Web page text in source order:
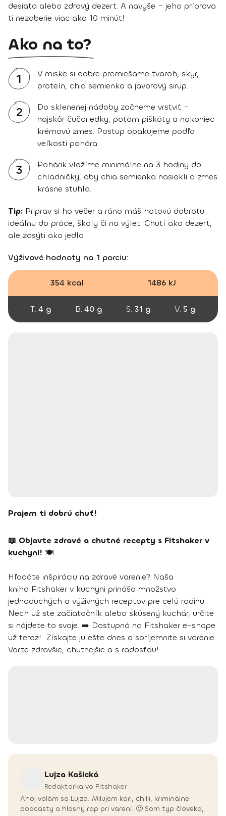
desiata alebo zdravý dezert. A navyše – jeho príprava
ti nezaberie viac ako 10 minút!
Ako na to?
1
V miske si dobre premiešame tvaroh, skyr,
proteín, chia semienka a javorový sirup.
2
Do sklenenej nádoby začneme vrstviť –
najskôr čučoriedky, potom piškóty a nakoniec
krémovú zmes. Postup opakujeme podľa
veľkosti pohára.
3
Pohárik vložíme minimálne na 3 hodiny do
chladničky, aby chia semienka nasiakli a zmes
krásne stuhla.
Tip: Priprav si ho večer a ráno máš hotovú dobrotu
ideálnu do práce, školy či na výlet. Chutí ako dezert,
ale zasýti ako jedlo!
Výživové hodnoty na 1 porciu:
354 kcal 1486 kJ
T: 4 g B: 40 g S: 31 g V: 5 g
Prajem ti dobrú chuť!
📖 Objavte zdravé a chutné recepty s Fitshaker v
kuchyni! 🍽️
Hľadáte inšpiráciu na zdravé varenie? Naša
kniha Fitshaker v kuchyni prináša množstvo
jednoduchých a výživných receptov pre celú rodinu.
Nech už ste začiatočník alebo skúsený kuchár, určite
si nájdete to svoje. ➡️ Dostupná na Fitshaker e-shope
už teraz! Získajte ju ešte dnes a spríjemnite si varenie.
Varte zdravšie, chutnejšie a s radosťou!
Lujza Kašická
Redaktorka vo Fitshaker
Ahoj volám sa Lujza. Milujem kari, chilli, kriminálne
podcasty a hlasný rap pri varení. 🙂 Som typ človeka,